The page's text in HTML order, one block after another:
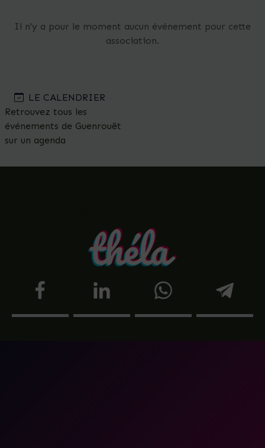
Il n'y a pour le moment aucun événement pour cette
association.
LE CALENDRIER
Retrouvez tous les
événements de Guenrouët
sur un agenda